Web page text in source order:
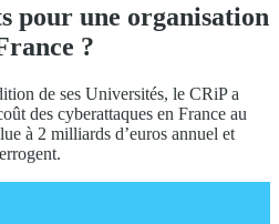
pour une organisation
?
de ses Universités, le CRiP a
des cyberattaques en France au
à 2 milliards d’euros annuel et